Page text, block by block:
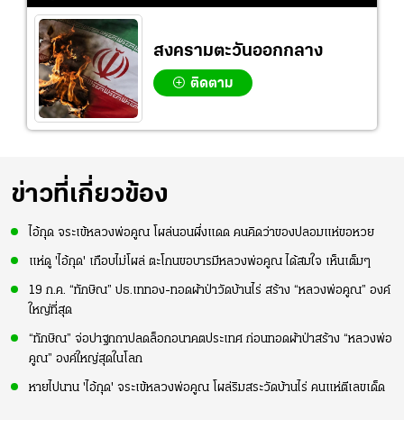
สงครามตะวันออกกลาง
ติดตาม
ข่าวที่เกี่ยวข้อง
ไอ้กุด จระเข้หลวงพ่อคูณ โผล่นอนผึ่งแดด คนคิดว่าของปลอมแห่ขอหวย
แห่ดู 'ไอ้กุด' เกือบไม่โผล่ ตะโกนขอบารมีหลวงพ่อคูณ ได้สมใจ เห็นเต็มๆ
19 ก.ค. “ทักษิณ” ปธ.เททอง-ทอดผ้าป่าวัดบ้านไร่ สร้าง “หลวงพ่อคูณ” องค์
ใหญ่ที่สุด
“ทักษิณ” จ่อปาฐกถาปลดล็อกอนาคตประเทศ ก่อนทอดผ้าป่าสร้าง “หลวงพ่อ
คูณ” องค์ใหญ่สุดในโลก
หายไปนาน 'ไอ้กุด' จระเข้หลวงพ่อคูณ โผล่ริมสระวัดบ้านไร่ คนแห่ตีเลขเด็ด